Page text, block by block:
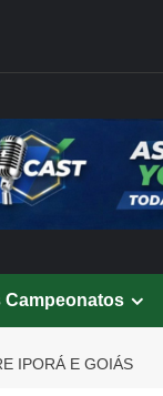
Campeonatos
IPORÁ E GOIÁS